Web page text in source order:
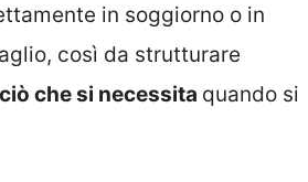
in soggiorno o in
così da strutturare
che si necessita quando si